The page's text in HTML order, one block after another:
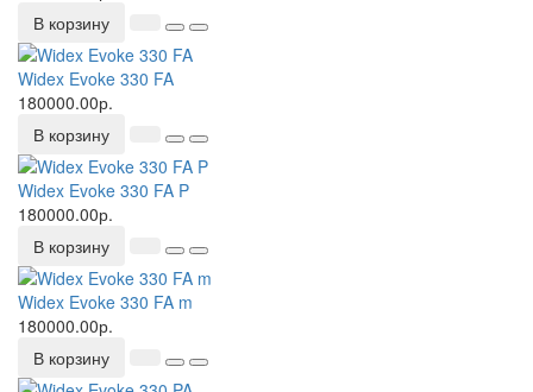
В корзину
Widex Evoke 330 FA
180000.00р.
В корзину
Widex Evoke 330 FA P
180000.00р.
В корзину
Widex Evoke 330 FA m
180000.00р.
В корзину